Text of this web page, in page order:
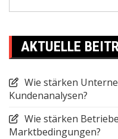
AKTUELLE
Wie stärken
Kundenanalysen?
Wie stärken
Marktbedingungen?